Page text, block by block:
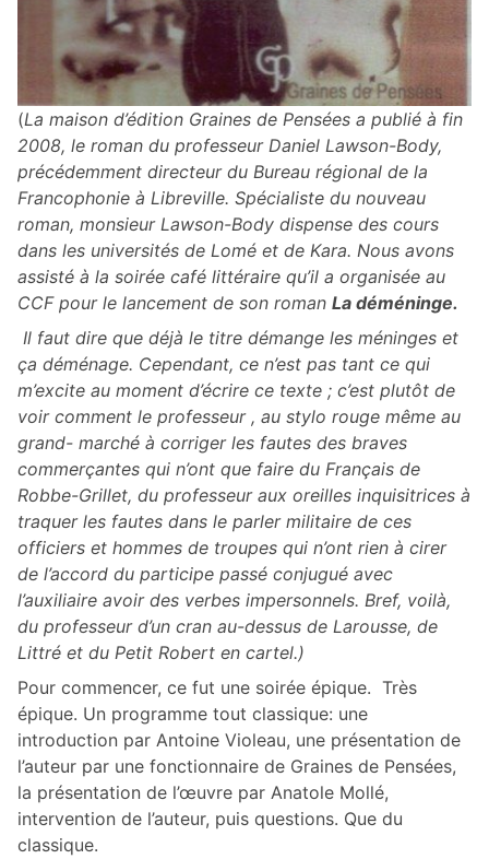
(La maison d’édition Graines de Pensées a publié à fin
2008, le roman du professeur Daniel Lawson-Body,
précédemment directeur du Bureau régional de la
Francophonie à Libreville. Spécialiste du nouveau
roman, monsieur Lawson-Body dispense des cours
dans les universités de Lomé et de Kara. Nous avons
assisté à la soirée café littéraire qu’il a organisée au
CCF pour le lancement de son roman La déméninge.
Il faut dire que déjà le titre démange les méninges et
ça déménage. Cependant, ce n’est pas tant ce qui
m’excite au moment d’écrire ce texte ; c’est plutôt de
voir comment le professeur , au stylo rouge même au
grand- marché à corriger les fautes des braves
commerçantes qui n’ont que faire du Français de
Robbe-Grillet, du professeur aux oreilles inquisitrices à
traquer les fautes dans le parler militaire de ces
officiers et hommes de troupes qui n’ont rien à cirer
de l’accord du participe passé conjugué avec
l’auxiliaire avoir des verbes impersonnels. Bref, voilà,
du professeur d’un cran au-dessus de Larousse, de
Littré et du Petit Robert en cartel.)
Pour commencer, ce fut une soirée épique. Très
épique. Un programme tout classique: une
introduction par Antoine Violeau, une présentation de
l’auteur par une fonctionnaire de Graines de Pensées,
la présentation de l’œuvre par Anatole Mollé,
intervention de l’auteur, puis questions. Que du
classique.